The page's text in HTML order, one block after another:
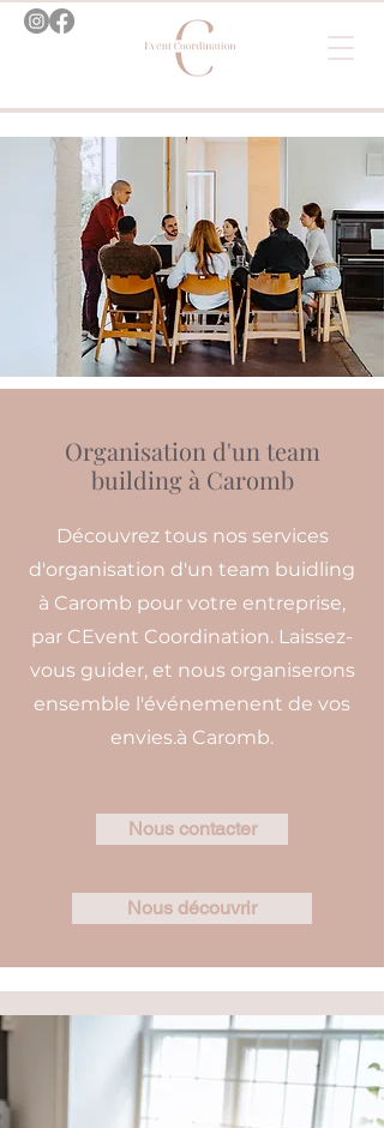
Organisation d'un team
building à Caromb
Découvrez tous nos services
d'organisation d'un team buidling
à Caromb pour votre entreprise,
par CEvent Coordination. Laissez-
vous guider, et nous organiserons
ensemble l'événemenent de vos
envies.à Caromb.
Nous contacter
Nous découvrir